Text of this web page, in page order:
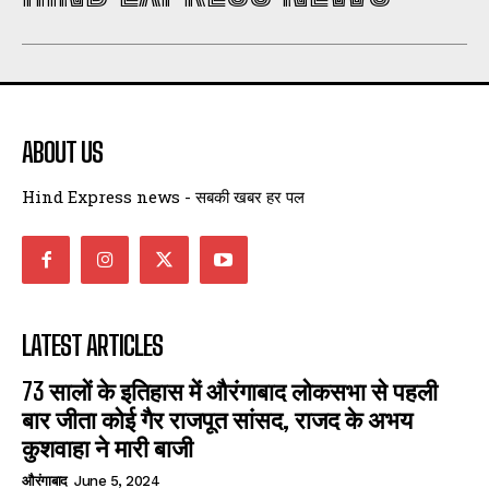
ABOUT US
Hind Express news - सबकी खबर हर पल
LATEST ARTICLES
73 सालों के इतिहास में औरंगाबाद लोकसभा से पहली
बार जीता कोई गैर राजपूत सांसद, राजद के अभय
कुशवाहा ने मारी बाजी
औरंगाबाद June 5, 2024